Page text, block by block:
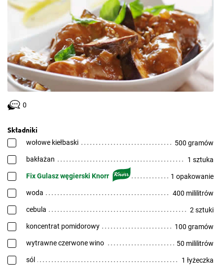
0
Składniki
wołowe kiełbaski 500 gramów
bakłażan 1 sztuka
Fix Gulasz węgierski Knorr 1 opakowanie
woda 400 mililitrów
cebula 2 sztuki
koncentrat pomidorowy 100 gramów
wytrawne czerwone wino 50 mililitrów
sól 1 łyżeczka